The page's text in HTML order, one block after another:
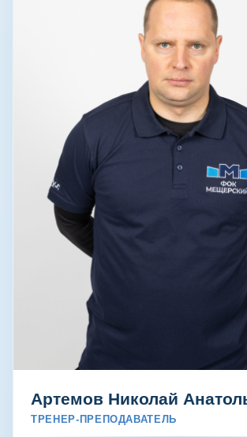
Артемов Николай
ТРЕНЕР-ПРЕПОДАВАТЕЛЬ